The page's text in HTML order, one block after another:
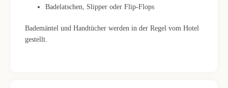
Badelatschen, Slipper oder Flip-Flops
Bademäntel und Handtücher werden in der Regel vom Hotel
gestellt.